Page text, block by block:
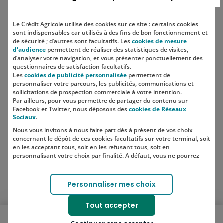
Localisation
SUIVEZ-NOUS SUR LES RÉSEAUX
SOCIAUX
Lien vers le compte Instagram
Lien vers le compte TikTok
Ouvrir le menu mobile
Le Crédit Agricole utilise des cookies sur ce site : certains cookies
sont indispensables car utilisés à des fins de bon fonctionnement et
de sécurité ; d’autres sont facultatifs. Lescookies de mesure
d'audience permettent de réaliser des statistiques de visites,
d’analyser votre navigation, et vous présenter ponctuellement des
questionnaires de satisfaction facultatifs.
Lescookies de publicité personnalisée permettent de
personnaliser votre parcours, les publicités, communications et
sollicitations de prospection commerciale à votre intention.
Par ailleurs, pour vous permettre de partager du contenu sur
Facebook et Twitter, nous déposons descookies de Réseaux
Sociaux.
Nous vous invitons à nous faire part dès à présent de vos choix
concernant le dépôt de ces cookies facultatifs sur votre terminal, soit
en les acceptant tous, soit en les refusant tous, soit en
personnalisant votre choix par finalité. A défaut, vous ne pourrez
Votre choix est libre et peut être modifié à tout moment, en cliquant
sur le lien "Cookies", en bas de page.
Pour en savoir plus sur les responsables de traitement et les
finalités, cliquez sur "Personnaliser mes choix".
Personnaliser mes choix
Tout accepter